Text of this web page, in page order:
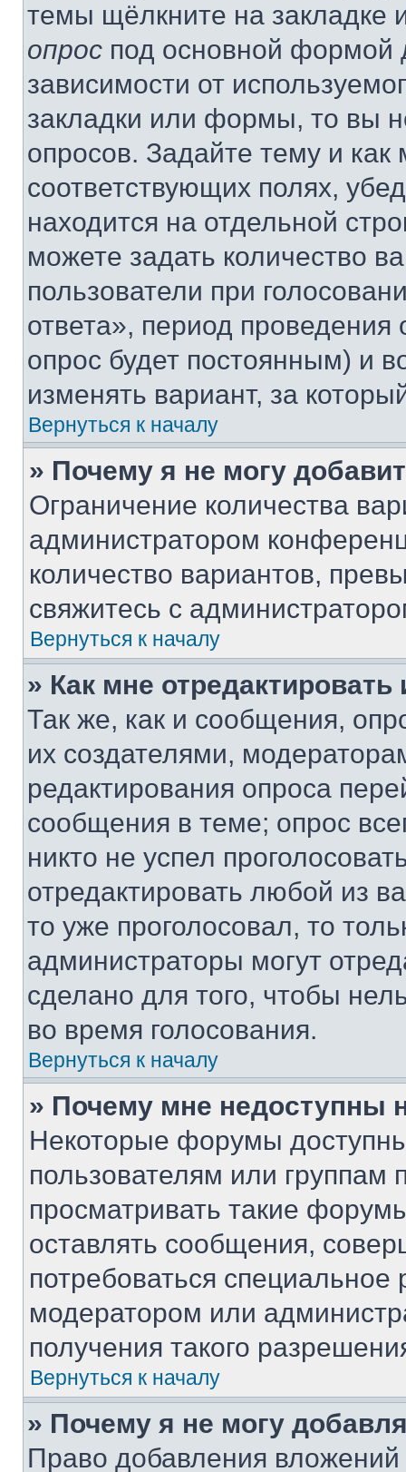
темы щёлкните на
опрос под основной формой
зависимости от
закладки или формы, то вы
опросов. Задайте тему и
соответствующих полях,
находится на отдельной
можете задать количество
пользователи при
ответа», период проведения
опрос будет постоянным) и
изменять вариант, за
Вернуться к началу
» Почему я не могу
Ограничение количества
администратором
количество вариантов,
свяжитесь с
Вернуться к началу
» Как мне
Так же, как и сообщения,
их создателями,
редактирования опроса
сообщения в теме; опрос
никто не успел
отредактировать любой из
то уже проголосовал, то
администраторы могут
сделано для того, чтобы
во время голосования.
Вернуться к началу
» Почему мне недоступны
Некоторые форумы
пользователям или группам
просматривать такие
оставлять сообщения,
потребоваться
модератором или
получения такого
Вернуться к началу
» Почему я не могу
Право добавления